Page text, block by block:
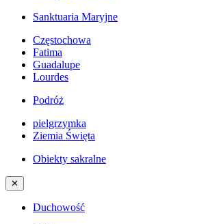
Sanktuaria Maryjne
Częstochowa
Fatima
Guadalupe
Lourdes
Podróż
pielgrzymka
Ziemia Święta
Obiekty sakralne
✕
Duchowość